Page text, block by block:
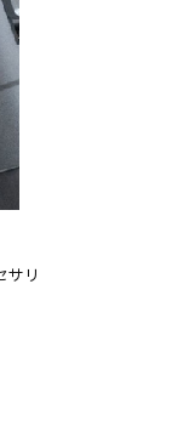
サリ